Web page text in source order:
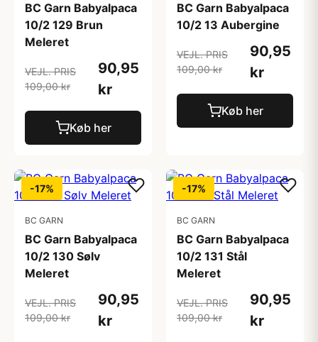
BC Garn Babyalpaca
10/2 129 Brun
Meleret
VEJL. PRIS
109,00 kr
90,95
kr
Køb her
BC Garn Babyalpaca
10/2 13 Aubergine
VEJL. PRIS
109,00 kr
90,95
kr
Køb her
-17%
BC GARN
BC Garn Babyalpaca
10/2 130 Sølv
Meleret
VEJL. PRIS
109,00 kr
90,95
kr
-17%
BC GARN
BC Garn Babyalpaca
10/2 131 Stål
Meleret
VEJL. PRIS
109,00 kr
90,95
kr